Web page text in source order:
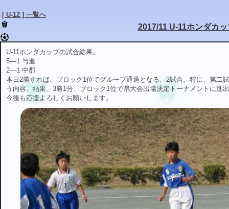
[ U-12 ] 一覧へ
2017/11 U-11ホンダカッ
U-11ホンダカップの試合結果。
5―1 与進
2―1 中郡
本日2勝すれば、ブロック1位でグループ通過となる、2試合。特に、第二
う内容。結果、3勝1分、ブロック1位で県大会出場決定トーナメントに進
今後も応援よろしくお願いします。